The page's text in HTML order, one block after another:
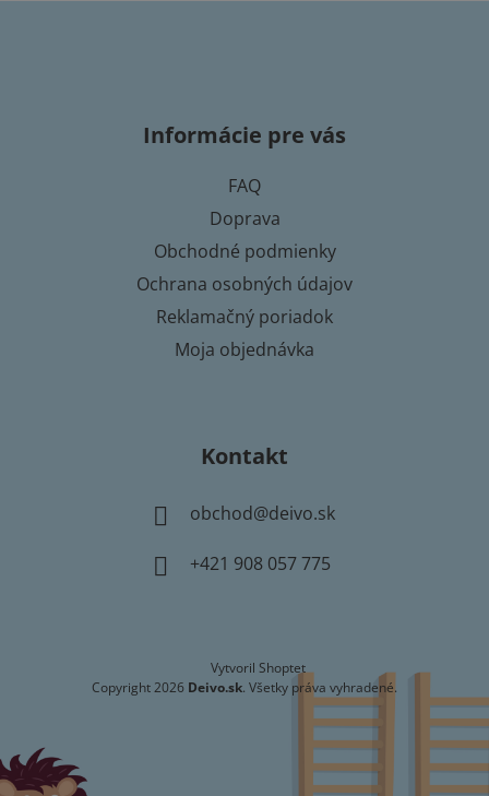
Informácie pre vás
FAQ
Doprava
Obchodné podmienky
Ochrana osobných údajov
Reklamačný poriadok
Moja objednávka
Kontakt
obchod@deivo.sk
+421 908 057 775
Vytvoril Shoptet
Copyright 2026 Deivo.sk. Všetky práva vyhradené.